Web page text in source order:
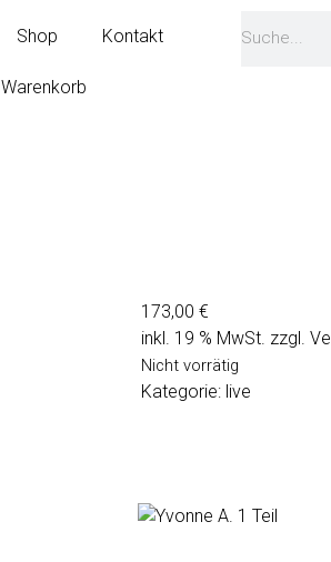
Shop Kontakt
Warenkorb
173,00€
inkl. 19 % MwSt. zzgl.
Nicht vorrätig
Kategorie: live